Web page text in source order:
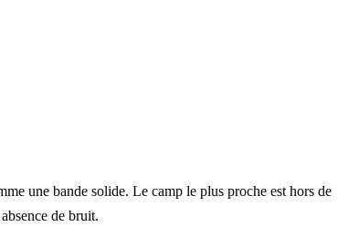
une bande solide. Le camp le plus proche est hors de
de bruit.